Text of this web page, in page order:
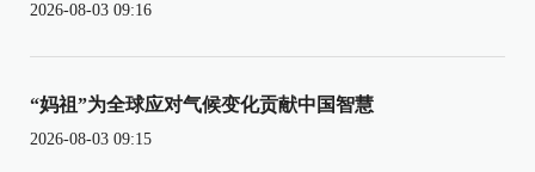
2026-08-03 09:16
“妈祖”为全球应对气候变化贡献中国智慧
2026-08-03 09:15